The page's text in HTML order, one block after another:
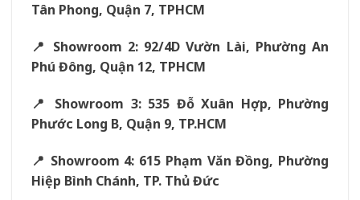
Tân Phong, Quận 7, TPHCM
📍 Showroom 2: 92/4D Vườn Lài, Phường An
Phú Đông, Quận 12, TPHCM
📍 Showroom 3: 535 Đỗ Xuân Hợp, Phường
Phước Long B, Quận 9, TP.HCM
📍 Showroom 4: 615 Phạm Văn Đồng, Phường
Hiệp Bình Chánh, TP. Thủ Đức